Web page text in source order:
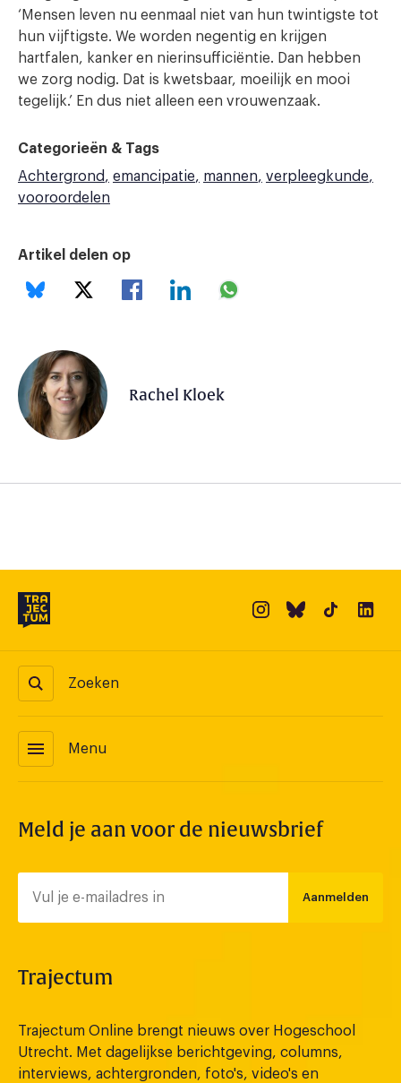
‘Mensen leven nu eenmaal niet van hun twintigste tot
hun vijftigste. We worden negentig en krijgen
hartfalen, kanker en nierinsufficiëntie. Dan hebben
we zorg nodig. Dat is kwetsbaar, moeilijk en mooi
tegelijk.’ En dus niet alleen een vrouwenzaak.
Categorieën & Tags
Achtergrond
emancipatie mannen
verpleegkunde
vooroordelen
Artikel delen op
Rachel Kloek
Zoeken
menu Menu
Meld je aan voor de nieuwsbrief
Aanmelden
Trajectum
Trajectum Online brengt nieuws over Hogeschool
Utrecht. Met dagelijkse berichtgeving, columns,
interviews, achtergronden, foto's, video's en